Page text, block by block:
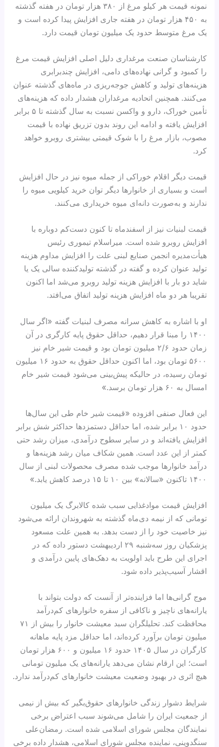
نمونه قیمت هر کیلو مرغ از ۳۸۰ هزار تومان در هفته گذشته
به ۴۵۰ هزار تومان در هفته جاری افزایش پیدا کرده است و
یک مرغ متوسط حدود یک میلیون تومان قیمت دارد.
کارشناسان صنعت مرغداری دلیل اصلی افزایش قیمت مرغ
را کمبود و گرانی نهاده‌های دامی، افزایش چندبرابری
هزینه‌های تولید و کاهش جوجه‌ریزی در ماه‌های گذشته عنوان
می‌کنند. همچنین اتحادیه مرغداران هشدار داده که هزینه‌های
تأمین خوراک، دارو و واکسن نسبت به سال گذشته تا ۵ برابر
افزایش یافته و ادامه این روند بدون تزریق نهاده با قیمت
مصوب، بازار مرغ را با شوک قیمتی بیشتری روبرو خواهد
کرد.
قیمت دیگر اقلام خوراکی از جمله میوه نیز در حال افزایش
است و بسیاری از خانوارها دیگر توان خرید کیلویی میوه را
ندارند و به‌صورت دانه‌ای میوه خریداری می‌کنند.
قیمت لبنیات نیز از اسفندماه تا کنون دست‌کم دوباره با
افزایش روبرو شده است. میراسلام تیموری رئیس
هیأت‌مدیره انجمن صنایع لبنی علت را افزایش مداوم هزینه
تولید عنوان کرده و گفته در گذشته تولیدکننده سالی یک یا
شاید دو بار با افزایش هزینه تولید روبرو می‌شد اما اکنون
تقریبا هر دو ماه افزایش هزینه ‌تولید اتفاق می‌افتد.
او با اشاره به کاهش سرانه مصرف لبنیات گفته «اگر سال
۱۴۰۰ را مبنا قرار دهیم، حداقل حقوق پایه کارگری در آن
زمان حدود ۲/۶ میلیون تومان بود و قیمت شیر خام نیز
۵۶۰۰ تومان بود، اما اکنون حداقل حقوق به حدود ۱۶ میلیون
تومان رسیده، در حالیکه پیش‌بینی می‌شود قیمت شیر خام
امسال به ۶۰ هزار تومان برسد.»
این فعال صنفی افزوده «قیمت شیر خام طی این سال‌ها
حدود ۱۰ برابر شده، اما حداقل دستمزدها حداکثر شش برابر
افزایش یافته‌اند و در سایر سطوح درآمدی، میزان رشد حتی
کمتر از این عدد است. همین شکاف میان رشد هزینه‌ها و
درآمد خانوارها موجب شده مصرف محصولات لبنی از سال
۱۴۰۰ تاکنون «سالانه» بین ۱۰ تا ۱۵ درصد کاهش یابد.»
افزایش قیمت موادغذایی سبب شده کالابرگ یک میلیون
تومانی که از نیمه دی‌ماه گذشته به شهروندان ارائه می‌شود
نیز خاصیت خود را از دست بدهد. به همین علت مسعود
پزشکیان روز سه‌شنبه ۲۹ اردیبهشت دستور داده که در
اجرای این طرح باید اولویت به دهک‌های پایین درآمدی و
اقشار آسیب‌پذیر داده شود.
موج گرانی‌ها اما فزاینده‌تر از آنست که دولت بتواند با
یارانه‌های ناچیز و ناکافی از سفره خانوارهای کم‌درآمد
محافظت کند. تحلیلگران سبد معیشت خانوار را بیش از ۷۱
میلیون تومان برآورد کرده‌اند، اما حداقل مزد پایه ماهانه
کارگران در سال ۱۴۰۵ حدود ۱۶ میلیون و ۶۰۰ هزار تومان
است؛ این ارقام نشان می‌دهد یارانه‌های یک میلیون تومانی
هیچ اثری در بهبود وضعیت معیشت خانوارهای کم‌درآمد ندارد.
شرایط دشوار زندگی خانوارهای حقوق‌بگیر که بیش از نیمی
از جمعیت ایران را شامل می‌شوند سبب اعتراض برخی
نمایندگان مجلس شورای اسلامی شده است. رمضان‌علی
سنگدوینی، نماینده مجلس شورای اسلامی، هشدار داده برخی